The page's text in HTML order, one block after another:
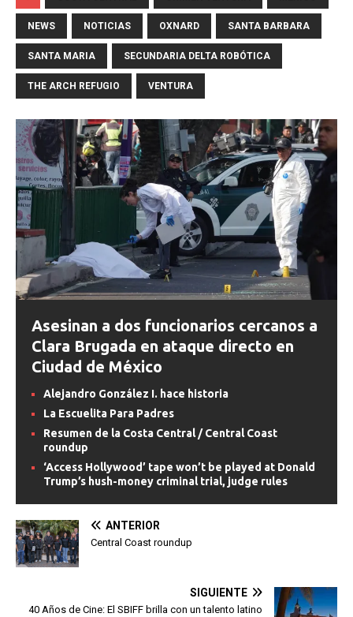
NEWS NOTICIAS OXNARD SANTA BARBARA
SANTA MARIA SECUNDARIA DELTA ROBÓTICA
THE ARCH REFUGIO VENTURA
Asesinan a dos funcionarios cercanos a
Clara Brugada en ataque directo en
Ciudad de México
Alejandro González I. hace historia
La Escuelita Para Padres
Resumen de la Costa Central / Central Coast
roundup
‘Access Hollywood’ tape won’t be played at Donald
Trump’s hush-money criminal trial, judge rules
ANTERIOR
Central Coast roundup
SIGUIENTE
40 Años de Cine: El SBIFF brilla con un talento latino